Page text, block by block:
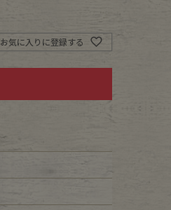
お気に入りに登録する